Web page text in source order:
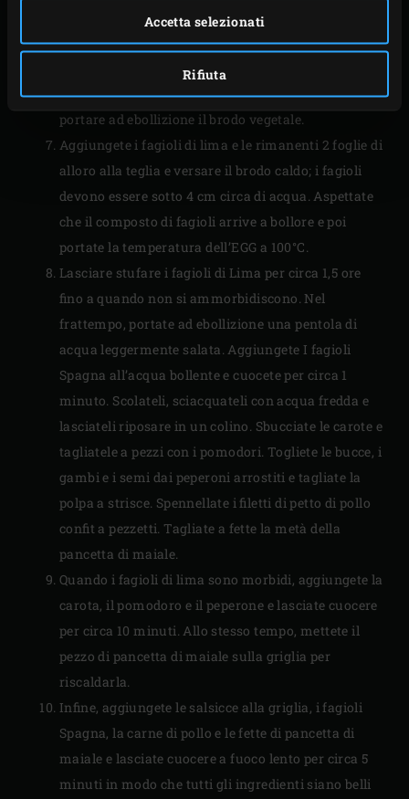
Accetta selezionati
Rifiuta
affumicata. Chiudete il coperchio dell’EGG e
soffriggete fino a quando la cipolla non è glassata.
Aggiungete la passata di pomodoro e lasciate
disacidificare per circa 1 minuto. Nel frattempo,
portare ad ebollizione il brodo vegetale.
Aggiungete i fagioli di lima e le rimanenti 2 foglie di
alloro alla teglia e versare il brodo caldo; i fagioli
devono essere sotto 4 cm circa di acqua. Aspettate
che il composto di fagioli arrive a bollore e poi
portate la temperatura dell’EGG a 100°C.
Lasciare stufare i fagioli di Lima per circa 1,5 ore
fino a quando non si ammorbidiscono. Nel
frattempo, portate ad ebollizione una pentola di
acqua leggermente salata. Aggiungete I fagioli
Spagna all’acqua bollente e cuocete per circa 1
minuto. Scolateli, sciacquateli con acqua fredda e
lasciateli riposare in un colino. Sbucciate le carote e
tagliatele a pezzi con i pomodori. Togliete le bucce, i
gambi e i semi dai peperoni arrostiti e tagliate la
polpa a strisce. Spennellate i filetti di petto di pollo
confit a pezzetti. Tagliate a fette la metà della
pancetta di maiale.
Quando i fagioli di lima sono morbidi, aggiungete la
carota, il pomodoro e il peperone e lasciate cuocere
per circa 10 minuti. Allo stesso tempo, mettete il
pezzo di pancetta di maiale sulla griglia per
riscaldarla.
Infine, aggiungete le salsicce alla griglia, i fagioli
Spagna, la carne di pollo e le fette di pancetta di
maiale e lasciate cuocere a fuoco lento per circa 5
minuti in modo che tutti gli ingredienti siano belli